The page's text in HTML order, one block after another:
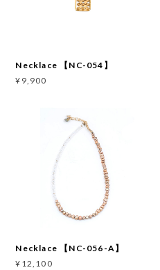
Necklace 【NC-054】
¥9,900
Necklace 【NC-056-A】
¥12,100